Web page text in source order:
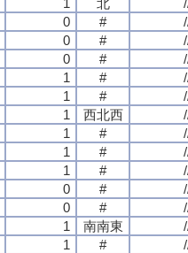
0 #
0 #
0 #
1 #
1 #
1 西北西
1 #
1 #
1 #
0 #
0 #
1 南南東
1 #